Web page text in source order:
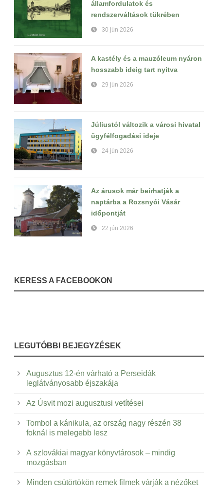
államfordulatok és
rendszerváltások tükrében
30 jún 2026
A kastély és a mauzóleum nyáron
hosszabb ideig tart nyitva
29 jún 2026
Júliustól változik a városi hivatal
ügyfélfogadási ideje
24 jún 2026
Az árusok már beírhatják a
naptárba a Rozsnyói Vásár
időpontját
22 jún 2026
KERESS A FACEBOOKON
LEGUTÓBBI BEJEGYZÉSEK
Augusztus 12-én várható a Perseidák
leglátványosabb éjszakája
Az Úsvit mozi augusztusi vetítései
Tombol a kánikula, az ország nagy részén 38
foknál is melegebb lesz
A szlovákiai magyar könyvtárosok – mindig
mozgásban
Minden csütörtökön remek filmek várják a nézőket